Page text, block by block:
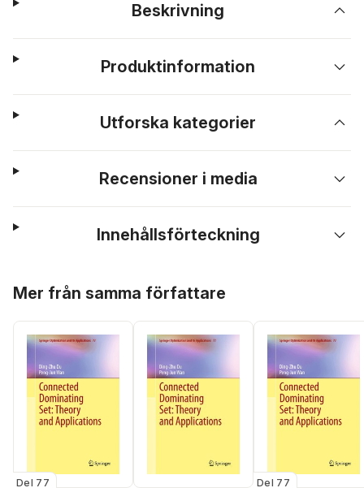
Beskrivning
Produktinformation
Utforska kategorier
Recensioner i media
Innehållsförteckning
Mer från samma författare
Del 77 Del 77